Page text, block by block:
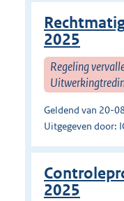
2025
Regeling
Geldend van 20-
Uitgegeven door:
2025